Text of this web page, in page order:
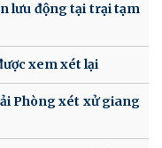
lưu động tại trại tạm
xem xét lại
Phòng xét xử giang